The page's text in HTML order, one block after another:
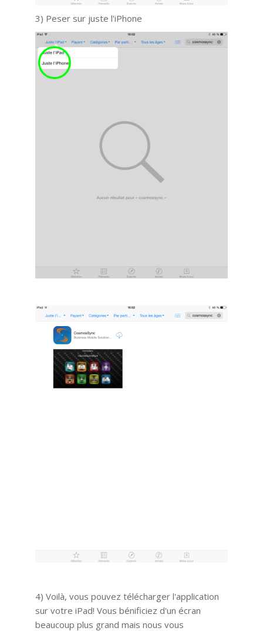
3) Peser sur juste l'iPhone
4) Voilà, vous pouvez télécharger l'application
sur votre iPad! Vous bénificiez d'un écran
beaucoup plus grand mais nous vous